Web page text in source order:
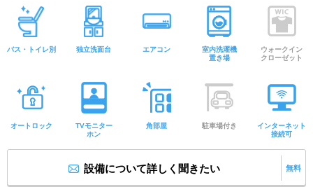
バス・トイレ別 独立洗面台 エアコン
室内洗濯機
置き場
ウォークイン
クローゼット
オートロック
TVモニター
ホン
角部屋 駐車場付き
インターネット
接続可
設備について詳しく聞きたい 無料